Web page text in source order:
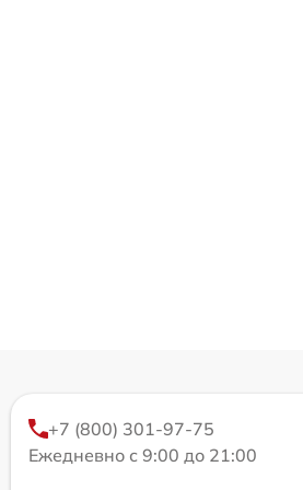
+7 (800) 301-97-75
Ежедневно с 9:00 до 21:00